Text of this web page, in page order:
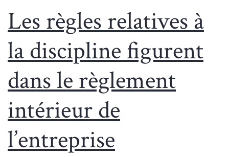
Les règles relatives à
la discipline figurent
dans le règlement
intérieur de
l’entreprise